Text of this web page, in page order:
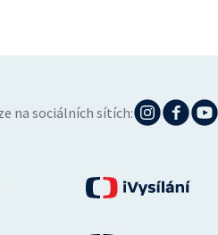
na sociálních sítích: